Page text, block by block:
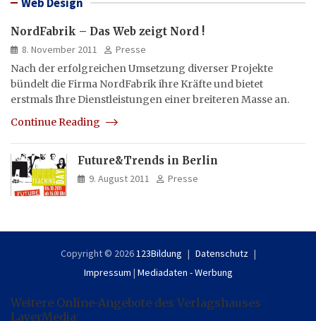
NordFabrik – Das Web zeigt Nord !
8. November 2011
Presse
Nach der erfolgreichen Umsetzung diverser Projekte
bündelt die Firma NordFabrik ihre Kräfte und bietet
erstmals Ihre Dienstleistungen einer breiteren Masse an.
Continue Reading
Future&Trends in Berlin
9. August 2011 Presse
Copyright © 2026123Bildung
Datenschutz
Impressum | Mediadaten - Werbung
Weitere Online-Angebote des Verlagshauses
LayerMedia: